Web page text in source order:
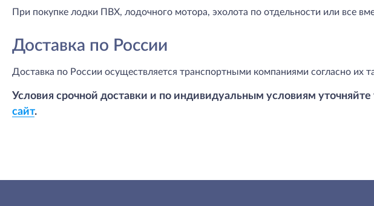
При покупке лодки ПВХ, лодочного мотора, эхолота по отдельности или все
Доставка по России
Доставка по России осуществляется транспортными компаниями согласно их
Условия срочной доставки и по индивидуальным условиям
сайт.